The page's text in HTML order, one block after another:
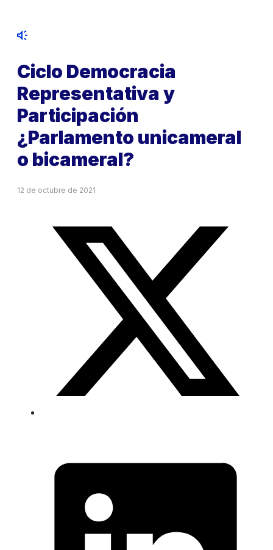
Ciclo Democracia
Representativa y
Participación
¿Parlamento unicameral
o bicameral?
12 de octubre de 2021